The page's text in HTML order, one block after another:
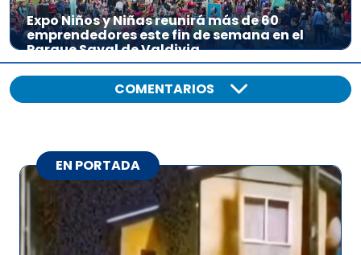
Expo Niños y Niñas reunirá más de 60
emprendedores este fin de semana en el
Parque Saval de Valdivia
COMENTARIOS
EN PORTADA